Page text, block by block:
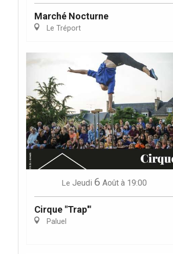
Marché Nocturne
Le Tréport
Le Jeudi 6 Août à 19:00
Cirque "Trap'"
Paluel